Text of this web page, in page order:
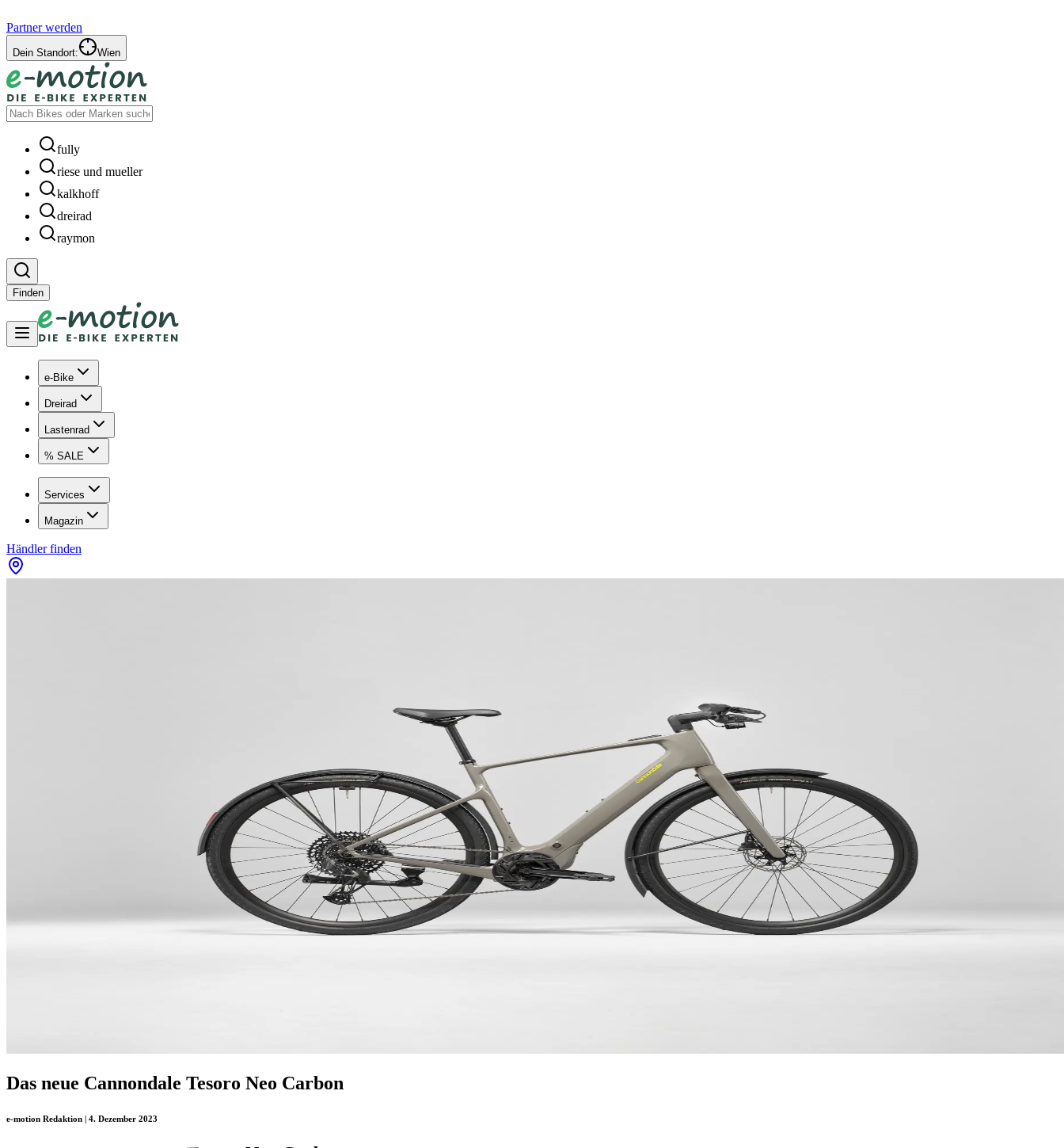
Partner werden
Dein Standort: Wien
fully
riese und mueller
kalkhoff
dreirad
raymon
Finden
e-Bike
Dreirad
Lastenrad
% SALE
Services
Magazin
Händler finden
Das neue Cannondale Tesoro Neo Carbon
e-motion Redaktion | 4. Dezember 2023